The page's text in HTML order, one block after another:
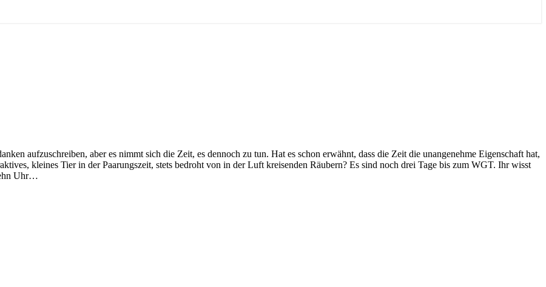
aufzuschreiben, aber es nimmt sich die Zeit, es dennoch zu tun. Hat es schon erwähnt, dass die Zeit die unangenehme Eigenschaft hat,
kleines Tier in der Paarungszeit, stets bedroht von in der Luft kreisenden Räubern? Es sind noch drei Tage bis zum WGT. Ihr wisst
Uhr…